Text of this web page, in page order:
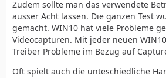
Zudem sollte man das verwendete
ausser Acht lassen. Die ganzen Test
gemacht. WIN10 hat viele Probleme
Videocapturen. Mit jeder neuen
Treiber Probleme im Bezug auf
Oft spielt auch die unteschiedliche